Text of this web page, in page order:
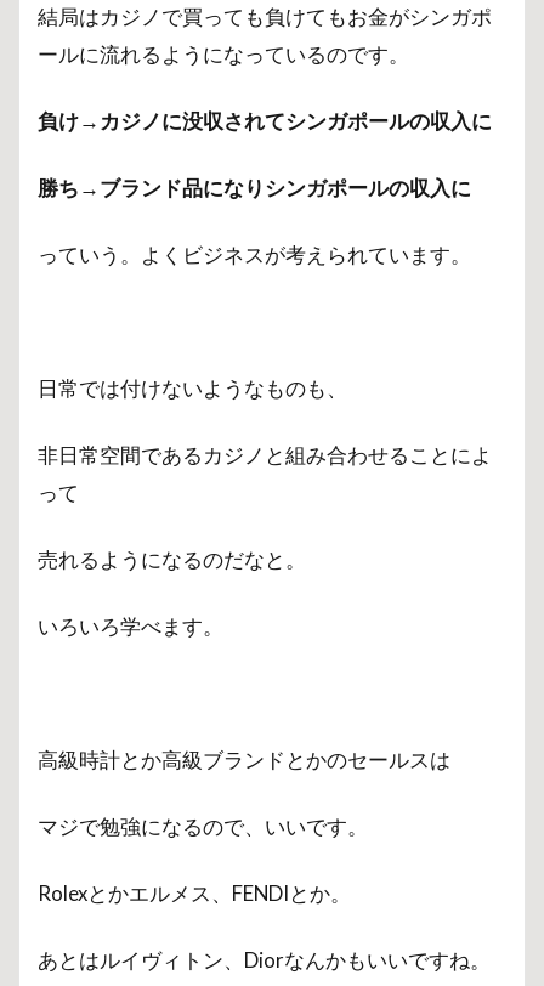
結局はカジノで買っても負けてもお金がシンガポ
ールに流れるようになっているのです。
負け→カジノに没収されてシンガポールの収入に
勝ち→ブランド品になりシンガポールの収入に
っていう。よくビジネスが考えられています。
日常では付けないようなものも、
非日常空間であるカジノと組み合わせることによ
って
売れるようになるのだなと。
いろいろ学べます。
高級時計とか高級ブランドとかのセールスは
マジで勉強になるので、いいです。
Rolexとかエルメス、FENDIとか。
あとはルイヴィトン、Diorなんかもいいですね。